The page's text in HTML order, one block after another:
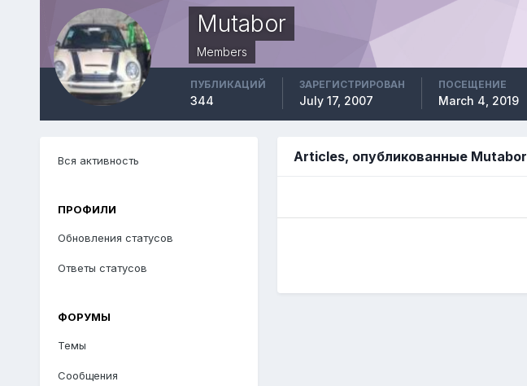
Mutabor
Members
ПУБЛИКАЦИЙ
344
ЗАРЕГИСТРИРОВАН
July 17, 2007
ПОСЕЩЕНИЕ
March 4, 2019
Вся активность
ПРОФИЛИ
Обновления статусов
Ответы статусов
ФОРУМЫ
Темы
Сообщения
Articles, опубликованные Mutabor